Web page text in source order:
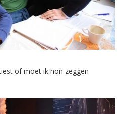
of moet ik non zeggen